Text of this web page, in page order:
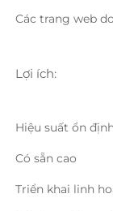
Các trang web
Lợi ích:
Hiệu suất ổn
Có sẵn cao
Triển khai linh